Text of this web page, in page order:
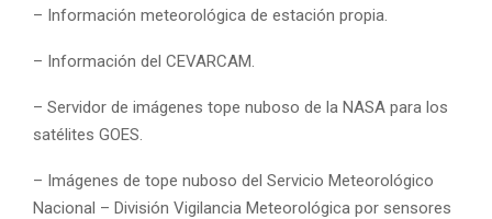
– Información meteorológica de estación propia.
– Información del CEVARCAM.
– Servidor de imágenes tope nuboso de la NASA para los
satélites GOES.
– Imágenes de tope nuboso del Servicio Meteorológico
Nacional – División Vigilancia Meteorológica por sensores